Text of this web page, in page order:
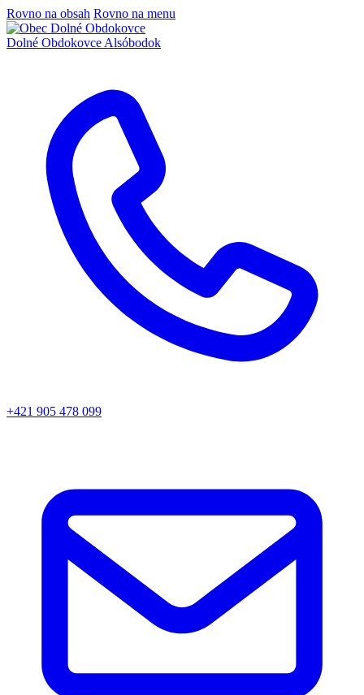
Rovno na obsah Rovno na menu
Dolné Obdokovce Alsóbodok
+421 905 478 099